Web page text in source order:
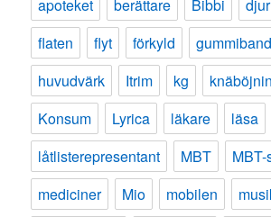
apoteket berättare Bibbi djur
flaten
flyt förkyld
huvudvärk
Itrim kg
Konsum
Lyrica läkare
läsa
låtlisterepresentant
MBT
mediciner
Mio mobilen